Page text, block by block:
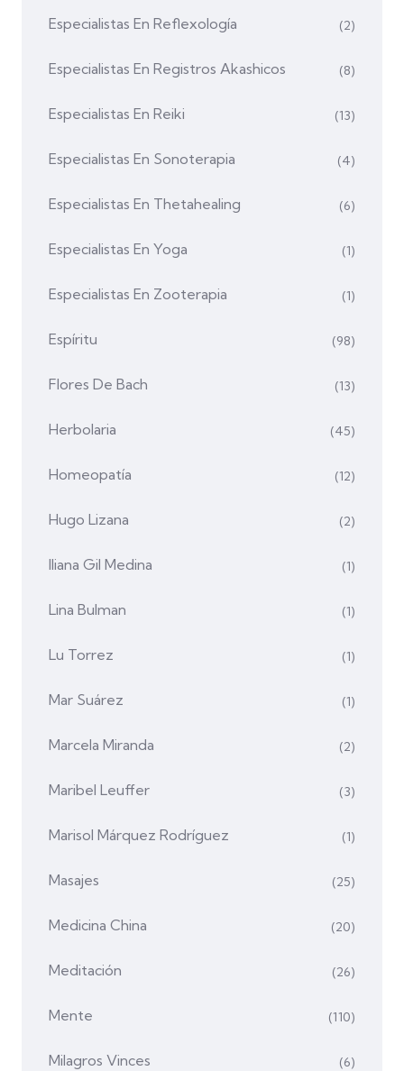
Especialistas En Reflexología (2)
Especialistas En Registros Akashicos (8)
Especialistas En Reiki (13)
Especialistas En Sonoterapia (4)
Especialistas En Thetahealing (6)
Especialistas En Yoga (1)
Especialistas En Zooterapia (1)
Espíritu (98)
Flores De Bach (13)
Herbolaria (45)
Homeopatía (12)
Hugo Lizana (2)
Iliana Gil Medina (1)
Lina Bulman (1)
Lu Torrez (1)
Mar Suárez (1)
Marcela Miranda (2)
Maribel Leuffer (3)
Marisol Márquez Rodríguez (1)
Masajes (25)
Medicina China (20)
Meditación (26)
Mente (110)
Milagros Vinces (6)